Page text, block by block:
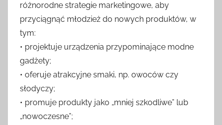
różnorodne strategie marketingowe, aby
przyciągnąć młodzież do nowych produktów, w
tym:
• projektuje urządzenia przypominające modne
gadżety;
• oferuje atrakcyjne smaki, np. owoców czy
słodyczy;
• promuje produkty jako „mniej szkodliwe” lub
„nowoczesne”;